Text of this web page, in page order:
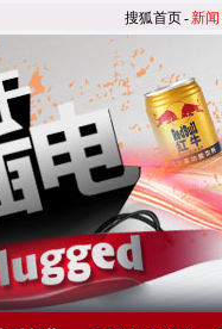
搜狐首页-新闻